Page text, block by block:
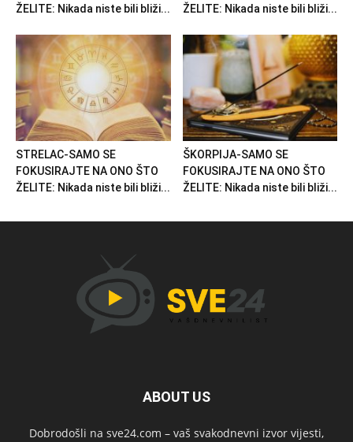
ŽELITE: Nikada niste bili bliži...
ŽELITE: Nikada niste bili bliži...
STRELAC-SAMO SE
FOKUSIRAJTE NA ONO ŠTO
ŽELITE: Nikada niste bili bliži...
ŠKORPIJA-SAMO SE
FOKUSIRAJTE NA ONO ŠTO
ŽELITE: Nikada niste bili bliži...
ABOUT US
Dobrodošli na sve24.com – vaš svakodnevni izvor vijesti,